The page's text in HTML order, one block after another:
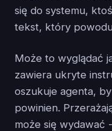
się do systemu,
tekst, który
Może to wyglądać
zawiera ukryte
oszukuje agenta,
powinien.
może się wydawać